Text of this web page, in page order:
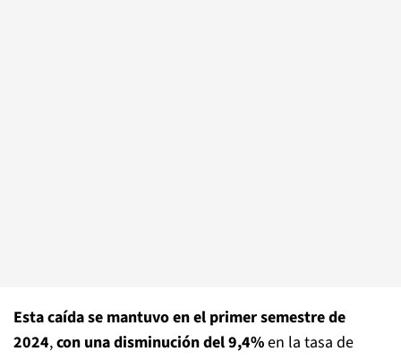
Esta caída se mantuvo en el primer semestre de
2024,con una disminución del 9,4%en la tasa de